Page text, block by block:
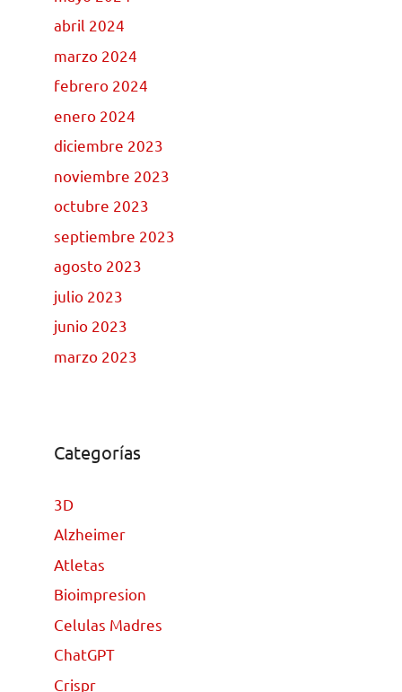
abril 2024
marzo 2024
febrero 2024
enero 2024
diciembre 2023
noviembre 2023
octubre 2023
septiembre 2023
agosto 2023
julio 2023
junio 2023
marzo 2023
Categorías
3D
Alzheimer
Atletas
Bioimpresion
Celulas Madres
ChatGPT
Crispr